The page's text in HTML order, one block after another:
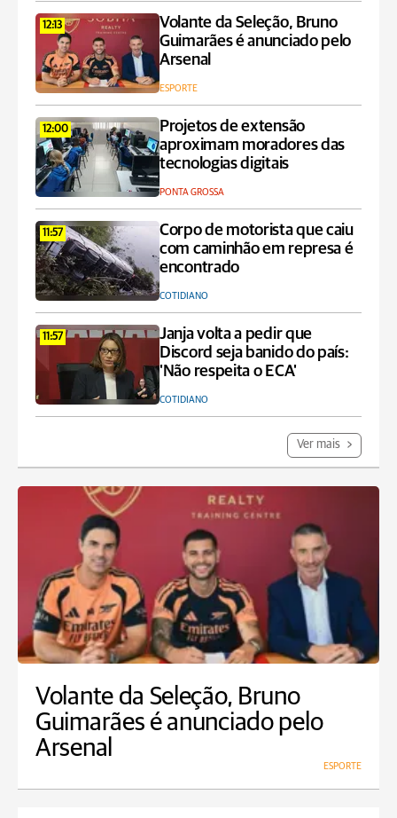
12:13
Volante da Seleção, Bruno
Guimarães é anunciado pelo
Arsenal
ESPORTE
12:00
Projetos de extensão
aproximam moradores das
tecnologias digitais
PONTA GROSSA
11:57
Corpo de motorista que caiu
com caminhão em represa é
encontrado
COTIDIANO
11:57
Janja volta a pedir que
Discord seja banido do país:
'Não respeita o ECA'
COTIDIANO
Ver mais
Volante da Seleção, Bruno
Guimarães é anunciado pelo
Arsenal
ESPORTE